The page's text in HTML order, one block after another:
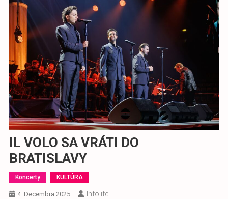
IL VOLO SA VRÁTI DO
BRATISLAVY
Koncerty KULTÚRA
4. Decembra 2025 Infolife